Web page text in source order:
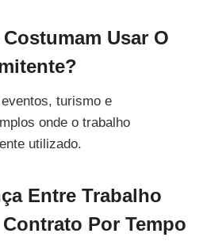
Usar O
turismo e
onde o trabalho
utilizado.
Entre Trabalho
Por Tempo